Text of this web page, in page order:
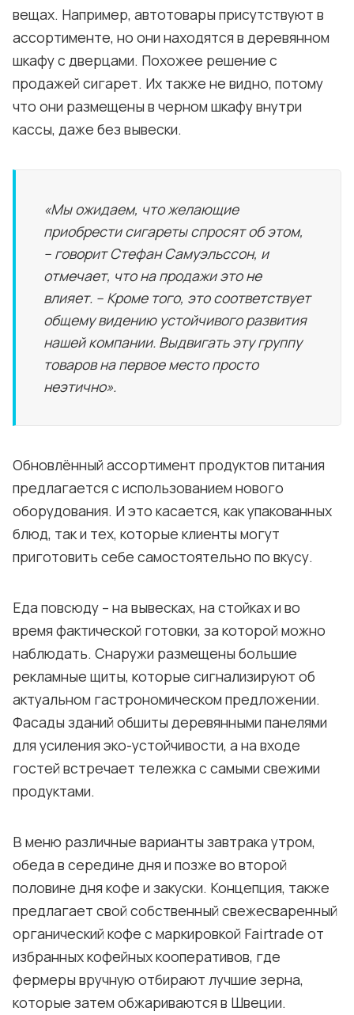
вещах. Например, автотовары присутствуют в
ассортименте, но они находятся в деревянном
шкафу с дверцами. Похожее решение с
продажей сигарет. Их также не видно, потому
что они размещены в черном шкафу внутри
кассы, даже без вывески.
«Мы ожидаем, что желающие
приобрести сигареты спросят об этом,
– говорит Стефан Самуэльссон, и
отмечает, что на продажи это не
влияет. – Кроме того, это соответствует
общему видению устойчивого развития
нашей компании. Выдвигать эту группу
товаров на первое место просто
неэтично».
Обновлённый ассортимент продуктов питания
предлагается с использованием нового
оборудования. И это касается, как упакованных
блюд, так и тех, которые клиенты могут
приготовить себе самостоятельно по вкусу.
Еда повсюду – на вывесках, на стойках и во
время фактической готовки, за которой можно
наблюдать. Снаружи размещены большие
рекламные щиты, которые сигнализируют об
актуальном гастрономическом предложении.
Фасады зданий обшиты деревянными панелями
для усиления эко-устойчивости, а на входе
гостей встречает тележка с самыми свежими
продуктами.
В меню различные варианты завтрака утром,
обеда в середине дня и позже во второй
половине дня кофе и закуски. Концепция, также
предлагает свой собственный свежесваренный
органический кофе с маркировкой Fairtrade от
избранных кофейных кооперативов, где
фермеры вручную отбирают лучшие зерна,
которые затем обжариваются в Швеции.